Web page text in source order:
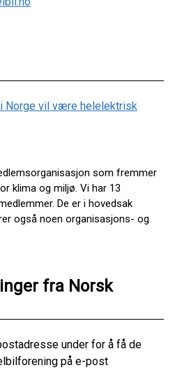
Norge vil være helelektrisk
som fremmer
klima og miljø. Vi har 13
De er i hovedsak
også noen organisasjons- og
fra Norsk
under for å få de
på e-post